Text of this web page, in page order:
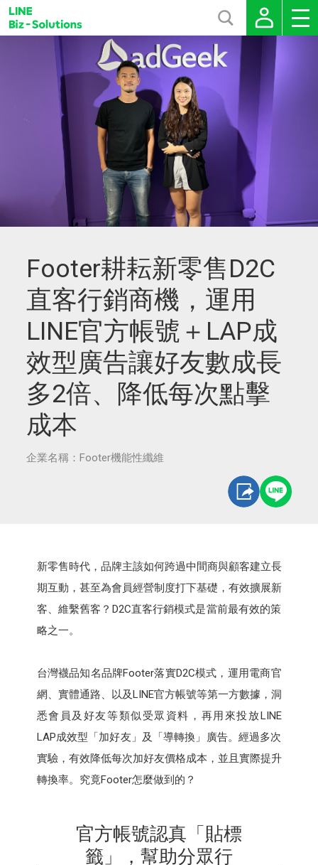
Footer耕耘新零售D2C
直客行銷商機，運用
LINE官方帳號＋LAP成
效型廣告讓好友數成長
多2倍、降低每次點擊
成本
企業名稱：Footer機能性纖維
新零售時代，品牌主該如何跨過中間商與顧客建立長
期互動，甚至為會員經營制度打下基礎，有效擴展新
客、維繫舊客？D2C直客行銷模式是當前最有效的策
略之一。
台灣襪品知名品牌Footer落實D2C模式，運用電商官
網、實體通路、以及LINE官方帳號等第一方數據，洞
悉會員及好友等類似受眾資料，再用來投放LINE
LAP成效型「加好友」及「導轉換」廣告。經過多次
實驗，有效降低每次加好友價格成本，並且實際提升
轉換率。究竟Footer怎麼做到的？
官方帳號認真「貼標
籤」，幫助分眾行